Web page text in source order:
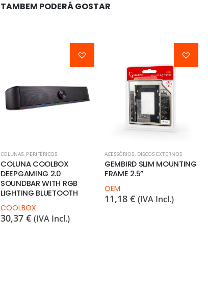
TAMBEM PODERÁ GOSTAR
COLUNAS, PERIFÉRICOS
COLUNA COOLBOX
DEEPGAMING 2.0
SOUNDBAR WITH RGB
LIGHTING BLUETOOTH
COOLBOX
30,37 € (IVA Incl.)
ACESSÓRIOS, DISCOS EXTERNOS
GEMBIRD SLIM MOUNTING
FRAME 2.5”
OEM
11,18 € (IVA Incl.)